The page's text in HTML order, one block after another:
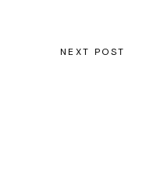
NEXT POST